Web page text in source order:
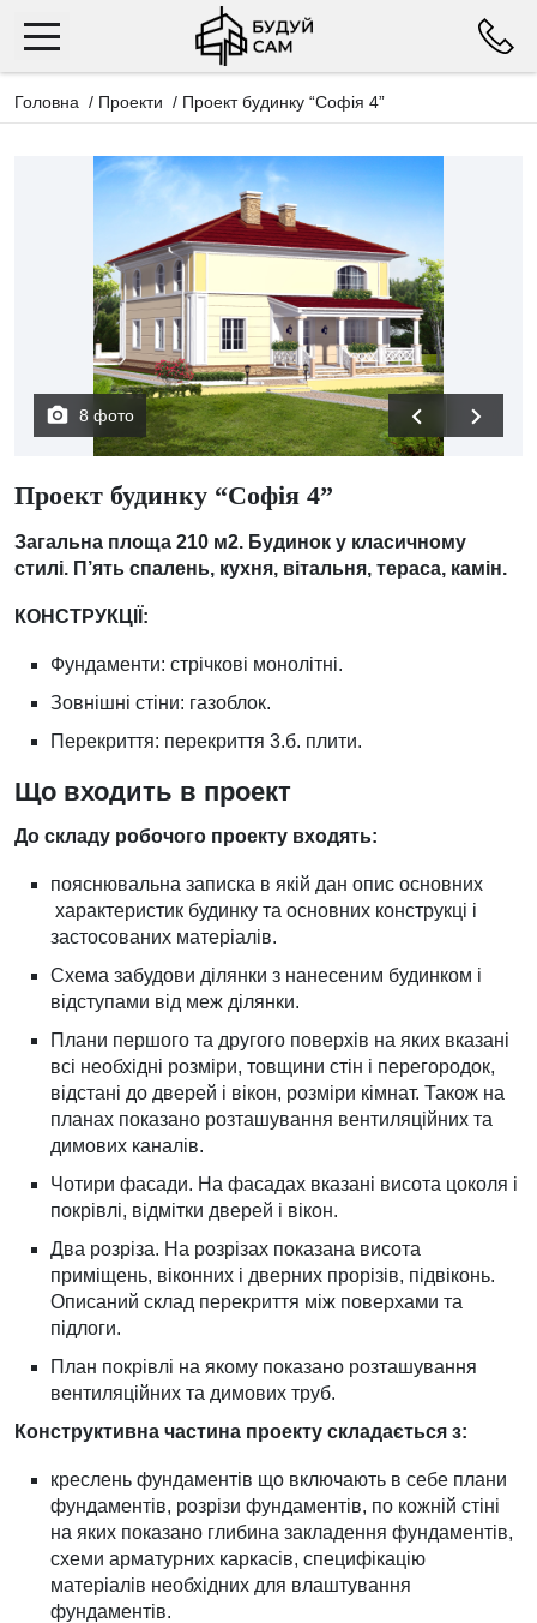
Головна / Проекти / Проект будинку “Софія 4”
8 фото
Проект будинку “Софія 4”
Загальна площа 210 м2. Будинок у класичному
стилі. П’ять спалень, кухня, вітальня, тераса, камін.
КОНСТРУКЦІЇ:
Фундаменти: стрічкові монолітні.
Зовнішні стіни: газоблок.
Перекриття: перекриття 3.б. плити.
Що входить в проект
До складу робочого проекту входять:
пояснювальна записка в якій дан опис основних
характеристик будинку та основних конструкці і
застосованих матеріалів.
Схема забудови ділянки з нанесеним будинком і
відступами від меж ділянки.
Плани першого та другого поверхів на яких вказані
всі необхідні розміри, товщини стін і перегородок,
відстані до дверей і вікон, розміри кімнат. Також на
планах показано розташування вентиляційних та
димових каналів.
Чотири фасади. На фасадах вказані висота цоколя і
покрівлі, відмітки дверей і вікон.
Два розріза. На розрізах показана висота
приміщень, віконних і дверних прорізів, підвіконь.
Описаний склад перекриття між поверхами та
підлоги.
План покрівлі на якому показано розташування
вентиляційних та димових труб.
Конструктивна частина проекту складається з:
креслень фундаментів що включають в себе плани
фундаментів, розрізи фундаментів, по кожній стіні
на яких показано глибина закладення фундаментів,
схеми арматурних каркасів, специфікацію
матеріалів необхідних для влаштування
фундаментів.